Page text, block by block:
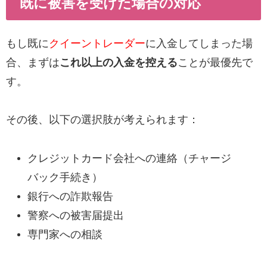
もし既に クイーントレーダーに入金してしまった場
合、まずはこれ以上の入金を控えることが最優先で
す。
その後、以下の選択肢が考えられます：
クレジットカード会社への連絡（チャージ
バック手続き）
銀行への詐欺報告
警察への被害届提出
専門家への相談